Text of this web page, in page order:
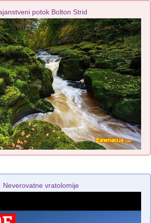
potok Bolton Strid
Neverovatne vratolomije